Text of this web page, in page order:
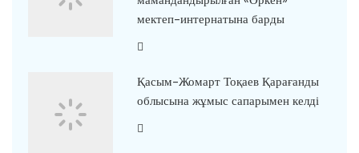
мектеп-интернатына барды
Қасым-Жомарт Тоқаев Қарағанды
облысына жұмыс сапарымен келді